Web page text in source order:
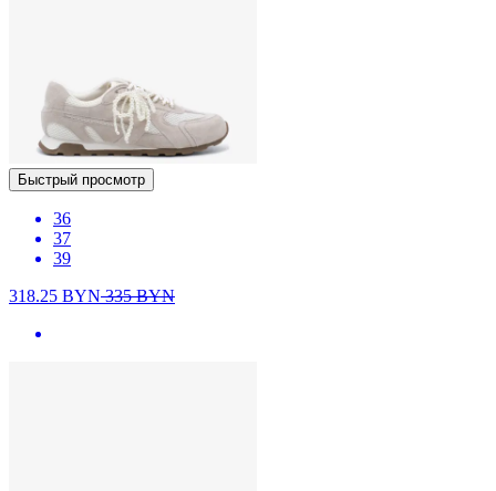
Быстрый просмотр
36
37
39
318.25 BYN335BYN